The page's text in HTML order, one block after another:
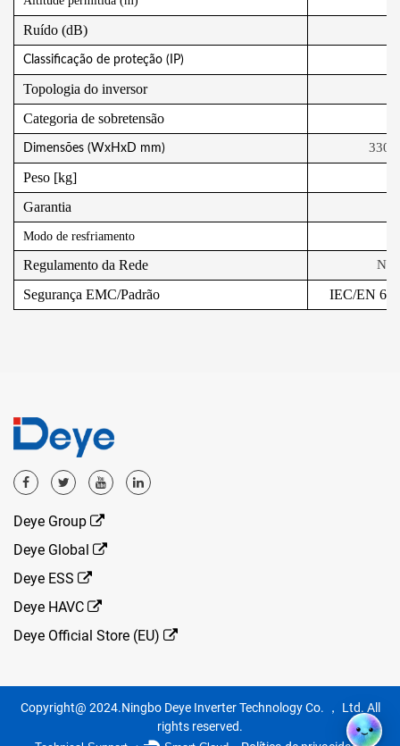
Ruído (dB)
Classificação de proteção (IP)
Topologia do inversor
Categoria de sobretensão
Dimensões (WxHxD mm)
Peso [kg]
Garantia
Modo de resfriamento
Regulamento da Rede
Segurança EMC/Padrão IEC/EN
Deye Group
Deye Global
Deye ESS
Deye HAVC
Deye Official Store (EU)
Copyright@ 2024.Ningbo Deye Inverter Technology Co. ， Ltd. All
rights reserved.